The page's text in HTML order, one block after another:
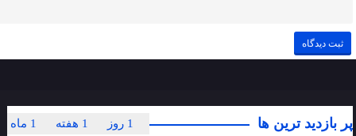
پر بازدید ترین ها 1 ماه 1 هفته 1 روز